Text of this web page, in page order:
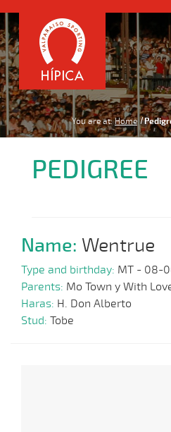
You are at: Home
PEDIGREE
Name: Wentrue
Type and birthday: MT - 08-
Parents: Mo Town y With
Haras: H. Don Alberto
Stud: Tobe